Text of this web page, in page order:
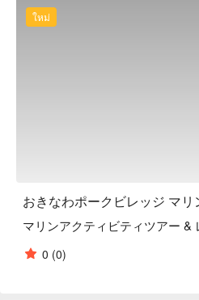
ใหม่
マリンアクティビティツアー &
0 (0)